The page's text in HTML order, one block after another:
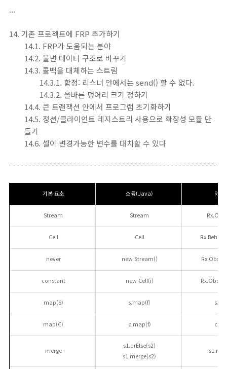
...
14. 기존 프로젝트에 FRP 추가하기
14.1. FRP가 도움되는 분야
14.2. 불변 데이터 구조로 바꾸기
14.3. 콜백을 대체하는 스트림
14.3.1. 함정: 리스너 안에서는 send() 할 수 없다.
14.3.2. 올바른 덩어리 크기 정하기
14.4. 큰 트랜잭션 안에서 프로그램 초기화하기
14.5. 정션/클라이언트 레지스트리 사용으로 확장성 모듈 만
들기
14.6. 셀이 변경가능한 변수를 대치할 수 있다
기본 요소 소듐(Java)
Stream Stream
Cell Cell
never new Stream()
constant new Cell(i)
map(S) s.map(f)
map(C) c.map(f)
merge
s1.orElse(s2)
s1.merge(s2)